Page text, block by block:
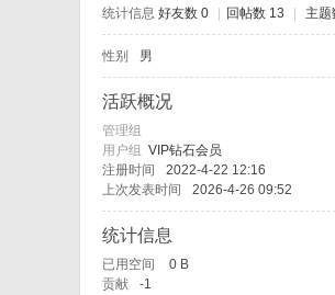
统计信息 好友数 0 回帖数 13 主题
性别 男
活跃概况
管理组
用户组 VIP钻石会员
注册时间
2022-4-22 12:16
上次发表时间
2026-4-26 09:52
统计信息
已用空间 0 B
贡献
-1